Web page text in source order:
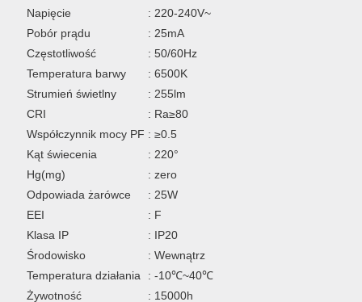
Napięcie
: 220-240V~
Pobór prądu
: 25mA
Częstotliwość
: 50/60Hz
Temperatura barwy
: 6500K
Strumień świetlny
: 255lm
CRI
: Ra≥80
Współczynnik mocy PF : ≥0.5
Kąt świecenia
: 220°
Hg(mg)
: zero
Odpowiada żarówce
: 25W
EEI
: F
Klasa IP
: IP20
Środowisko
: Wewnątrz
Temperatura działania
: -10℃~40℃
Żywotność
: 15000h